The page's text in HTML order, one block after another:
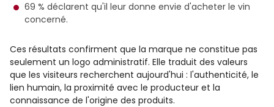
69 % déclarent qu'il leur donne envie d'acheter le vin
concerné.
Ces résultats confirment que la marque ne constitue pas
seulement un logo administratif. Elle traduit des valeurs
que les visiteurs recherchent aujourd'hui : l'authenticité, le
lien humain, la proximité avec le producteur et la
connaissance de l'origine des produits.